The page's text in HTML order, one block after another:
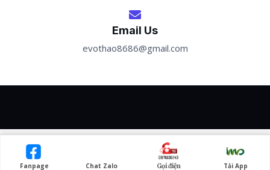
Fanpage Chat Zalo Gọi điện Tải App
Email Us
evothao8686@gmail.com
INNOAESTHETICS ©